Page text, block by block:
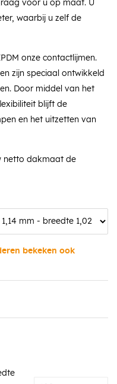
voor u op maat. U
waarbij u zelf de
onze contactlijmen.
zijn speciaal ontwikkeld
Door middel van het
blijft de
en het uitzetten van
netto dakmaat de
bekeken ook